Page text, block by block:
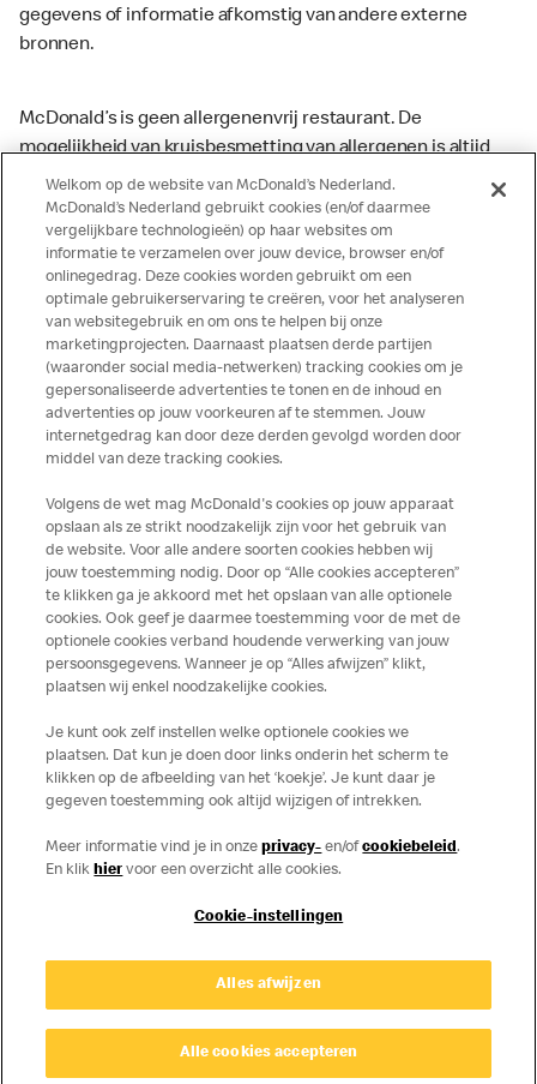
gegevens of informatie afkomstig van andere externe
bronnen.
McDonald’s is geen allergenenvrij restaurant. De
mogelijkheid van kruisbesmetting van allergenen is altijd
aanwezig. McDonald’s kan zodoende niet garanderen dat
haar producten geen sporen van allergenen bevatten.
McDonald’s aanvaardt daarom geen aansprakelijkheid
indien een gast als gevolg van het binnenkrijgen van (een
spoor van) een allergeen lichamelijke klachten krijgt. Alle
producten kunnen sporen bevatten van dierlijke
ingrediënten. McDonald’s streeft er naar om de
voedingswaarde- en allergeneninformatie altijd up to date
te houden. De verstrekte informatie is alleen van
toepassing op de in Nederland verkochte producten. Voor
meer informatie over voedingswaarden en allergenen kijk
op de McDonald's website of in de McDonald’s App.
Publicatiefouten voorbehouden.
Over ons
Services
Contact
Privacy Cookies
Welkom op de website van McDonald’s Nederland.
McDonald’s Nederland gebruikt cookies (en/of daarmee
vergelijkbare technologieën) op haar websites om
informatie te verzamelen over jouw device, browser en/of
onlinegedrag. Deze cookies worden gebruikt om een
optimale gebruikerservaring te creëren, voor het analyseren
van websitegebruik en om ons te helpen bij onze
marketingprojecten. Daarnaast plaatsen derde partijen
(waaronder social media-netwerken) tracking cookies om je
gepersonaliseerde advertenties te tonen en de inhoud en
advertenties op jouw voorkeuren af te stemmen. Jouw
internetgedrag kan door deze derden gevolgd worden door
middel van deze tracking cookies.
Volgens de wet mag McDonald's cookies op jouw apparaat
opslaan als ze strikt noodzakelijk zijn voor het gebruik van
de website. Voor alle andere soorten cookies hebben wij
jouw toestemming nodig. Door op “Alle cookies accepteren”
te klikken ga je akkoord met het opslaan van alle optionele
cookies. Ook geef je daarmee toestemming voor de met de
optionele cookies verband houdende verwerking van jouw
persoonsgegevens. Wanneer je op “Alles afwijzen” klikt,
plaatsen wij enkel noodzakelijke cookies.
Je kunt ook zelf instellen welke optionele cookies we
plaatsen. Dat kun je doen door links onderin het scherm te
klikken op de afbeelding van het ‘koekje’. Je kunt daar je
gegeven toestemming ook altijd wijzigen of intrekken.
Meer informatie vind je in onzeprivacy- en/ofcookiebeleid.
En klikhier voor een overzicht alle cookies.
Cookie-instellingen
Alles afwijzen
Alle cookies accepteren